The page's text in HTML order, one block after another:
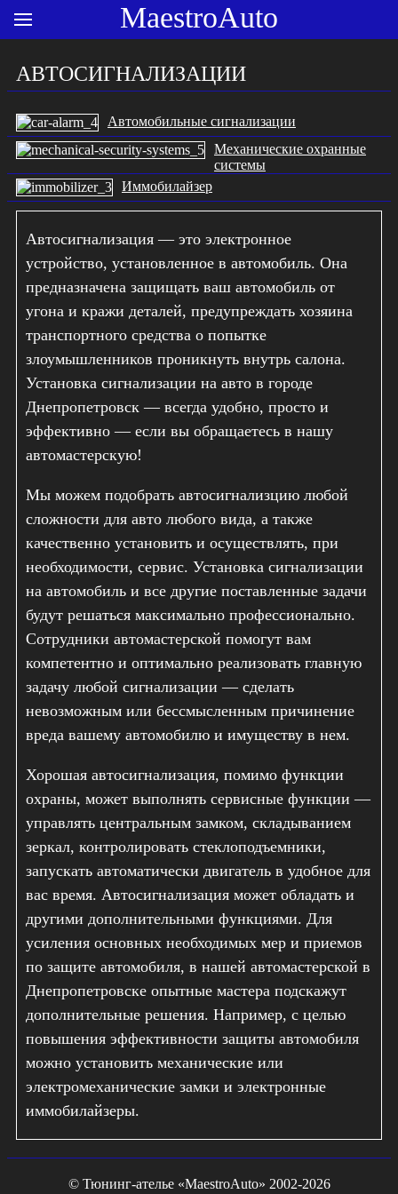
MaestroAuto
АВТОСИГНАЛИЗАЦИИ
Автомобильные сигнализации
Механические охранные
системы
Иммобилайзер
Автосигнализация — это электронное
устройство, установленное в автомобиль. Она
предназначена защищать ваш автомобиль от
угона и кражи деталей, предупреждать хозяина
транспортного средства о попытке
злоумышленников проникнуть внутрь салона.
Установка сигнализации на авто в городе
Днепропетровск — всегда удобно, просто и
эффективно — если вы обращаетесь в нашу
автомастерскую!
Мы можем подобрать автосигнализцию любой
сложности для авто любого вида, а также
качественно установить и осуществлять, при
необходимости, сервис. Установка сигнализации
на автомобиль и все другие поставленные задачи
будут решаться максимально профессионально.
Сотрудники автомастерской помогут вам
компетентно и оптимально реализовать главную
задачу любой сигнализации — сделать
невозможным или бессмысленным причинение
вреда вашему автомобилю и имуществу в нем.
Хорошая автосигнализация, помимо функции
охраны, может выполнять сервисные функции —
управлять центральным замком, складыванием
зеркал, контролировать стеклоподъемники,
запускать автоматически двигатель в удобное для
вас время. Автосигнализация может обладать и
другими дополнительными функциями. Для
усиления основных необходимых мер и приемов
по защите автомобиля, в нашей автомастерской в
Днепропетровске опытные мастера подскажут
дополнительные решения. Например, с целью
повышения эффективности защиты автомобиля
можно установить механические или
электромеханические замки и электронные
иммобилайзеры.
© Тюнинг-ателье «MaestroAuto» 2002-2026